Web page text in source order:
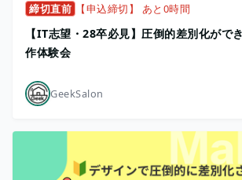
締切直前 【申込締切】 あと0時間
【IT志望・28卒必見】圧倒的差別化がで
作体験会
GeekSalon